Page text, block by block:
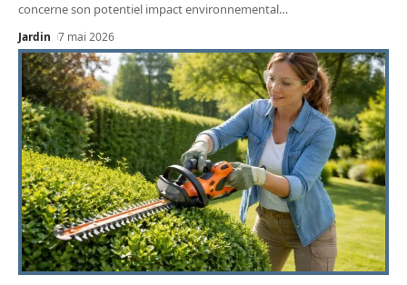
concerne son potentiel impact environnemental…
Jardin 7 mai 2026